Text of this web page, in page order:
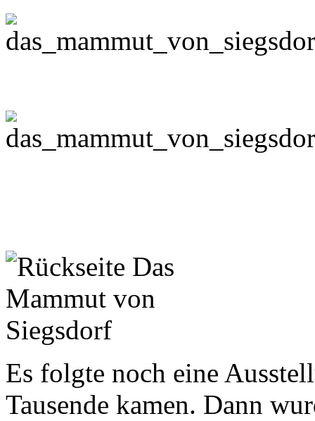
Es folgte noch eine
Tausende kamen. Dann